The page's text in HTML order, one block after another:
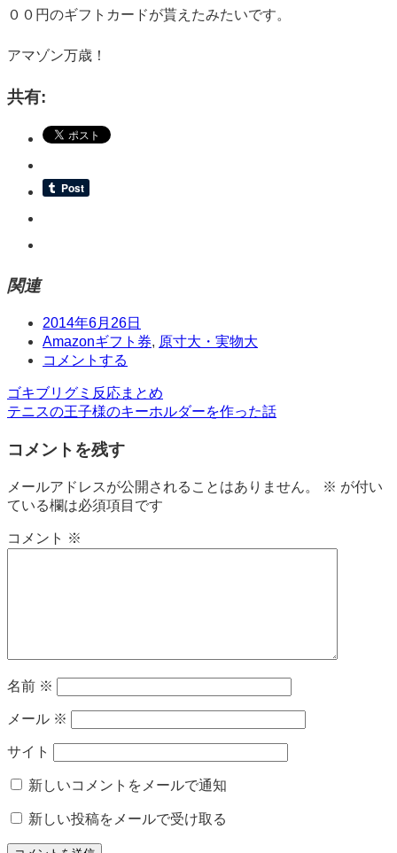
００円のギフトカードが貰えたみたいです。
アマゾン万歳！
共有:
関連
日
時
2014年6月26日
タ
グ
Amazonギフト券, 原寸大・実物大
コ
ン
ト
コメントする
投
稿
ナ
ビ
ゲ
ー
ゴキブリグミ反応まとめ
テニスの王子様のキーホルダーを作った話
コメントを残す
メールアドレスが公開されることはありません。 ※ が付い
ている欄は必須項目です
コメント ※
名前 ※
メール ※
サイト
新しいコメントをメールで通知
新しい投稿をメールで受け取る